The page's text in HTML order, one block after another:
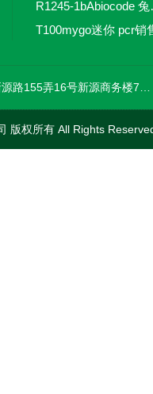
T100mygo迷你 pcr销
版权所有 All Rights